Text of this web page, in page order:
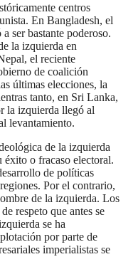
centros
En Bangladesh, el
ser bastante poderoso.
la izquierda en
el reciente
de coalición
últimas elecciones, la
tanto, en Sri Lanka,
la izquierda llegó al
levantamiento.
de la izquierda
éxito o fracaso electoral.
de políticas
Por el contrario,
de la izquierda. Los
respeto que antes se
se ha
por parte de
imperialistas se